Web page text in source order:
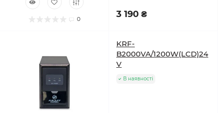
0 3 190 ₴
KRF-
B2000VA/1200W(LCD)24
V
В наявності